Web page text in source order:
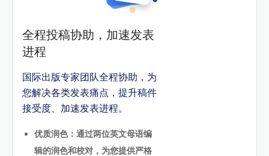
全程投稿协助，加速发表
进程
国际出版专家团队全程协助，为
您解决各类发表痛点，提升稿件
接受度、加速发表进程。
优质润色：通过两位英文母语编
辑的润色和校对，为您提供严格